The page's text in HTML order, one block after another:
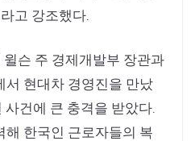
고 강조했다.
윌슨 주 경제개발부 장관과
서 현대차 경영진을 만났
사건에 큰 충격을 받았다.
해 한국인 근로자들의 복